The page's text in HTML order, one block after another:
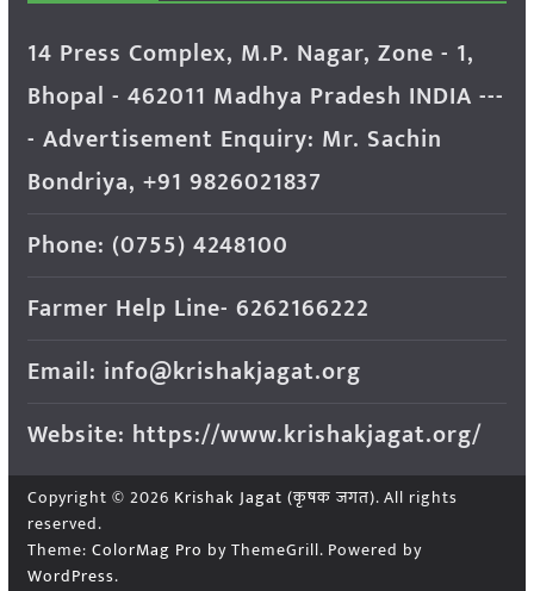
14 Press Complex, M.P. Nagar, Zone - 1,
Bhopal - 462011 Madhya Pradesh INDIA ---
- Advertisement Enquiry: Mr. Sachin
Bondriya, +91 9826021837
Phone: (0755) 4248100
Farmer Help Line- 6262166222
Email: info@krishakjagat.org
Website: https://www.krishakjagat.org/
Copyright © 2026 Krishak Jagat (कृषक जगत). All rights
reserved.
Theme: ColorMag Pro by ThemeGrill. Powered by
WordPress.